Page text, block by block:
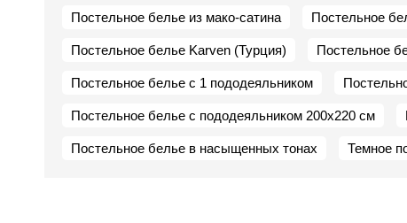
Постельное белье из мако-сатина Постельное
Постельное белье Karven (Турция) Постельное
Постельное белье с 1 пододеяльником
Постельное белье с пододеяльником 200х220 см
Постельное белье в насыщенных тонах Темное